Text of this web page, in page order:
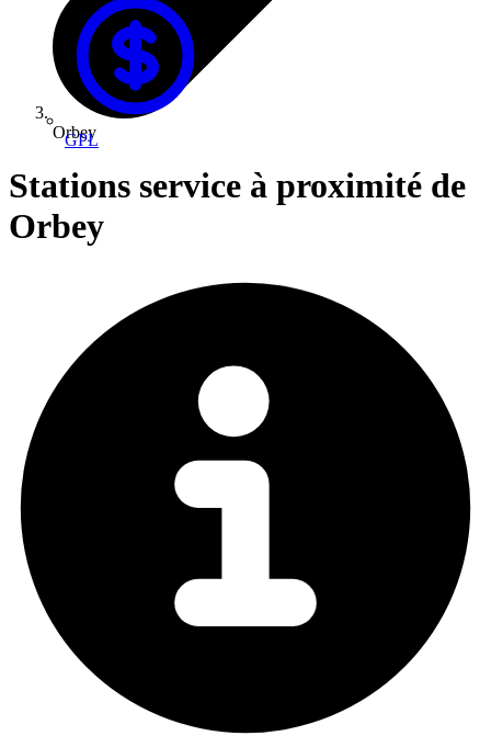
GPL
Orbey
Stations service à proximité de
Orbey